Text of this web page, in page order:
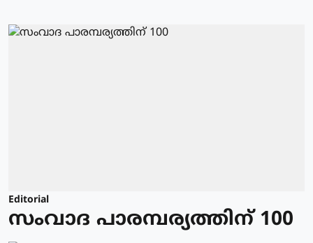
Editorial
സംവാദ പാരമ്പര്യത്തിന് 100